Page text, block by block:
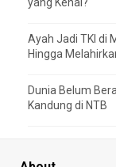
yang Kenal?
Ayah Jadi TKI di
Hingga
Dunia Belum
Kandung di NTB